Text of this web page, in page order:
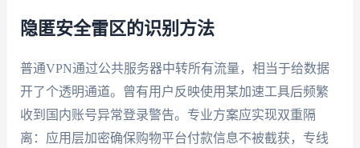
隐匿安全雷区的识别方法
普通VPN通过公共服务器中转所有流量，相当于给数据
开了个透明通道。曾有用户反映使用某加速工具后频繁
收到国内账号异常登录警告。专业方案应实现双重隔
离：应用层加密确保购物平台付款信息不被截获，专线